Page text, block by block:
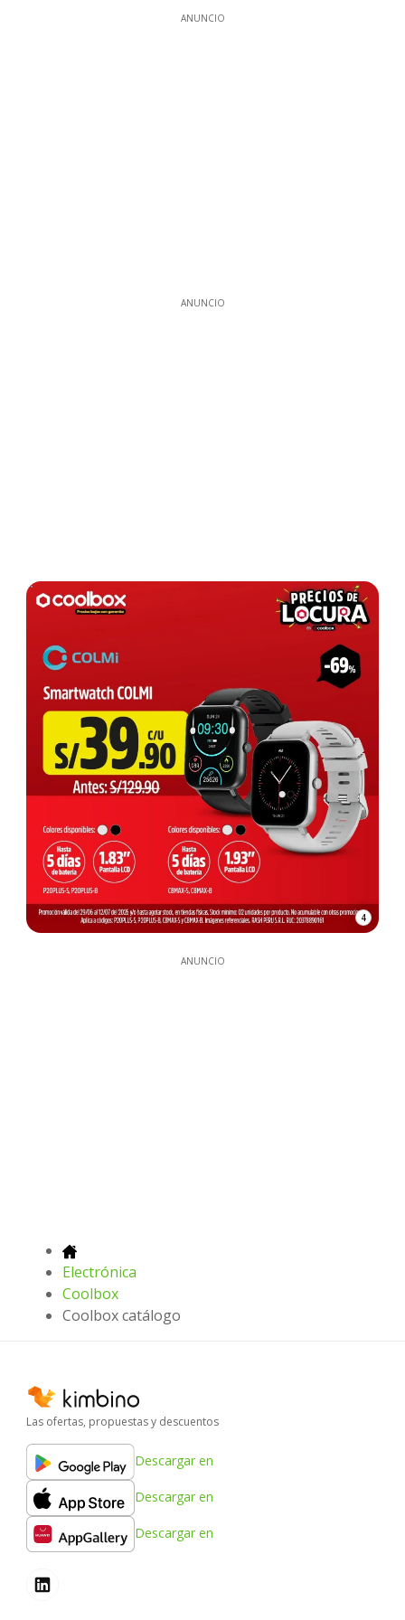
ANUNCIO
ANUNCIO
4
ANUNCIO
Electrónica
Coolbox
Coolbox catálogo
Las ofertas, propuestas y descuentos
Descargar en
Descargar en
Descargar en